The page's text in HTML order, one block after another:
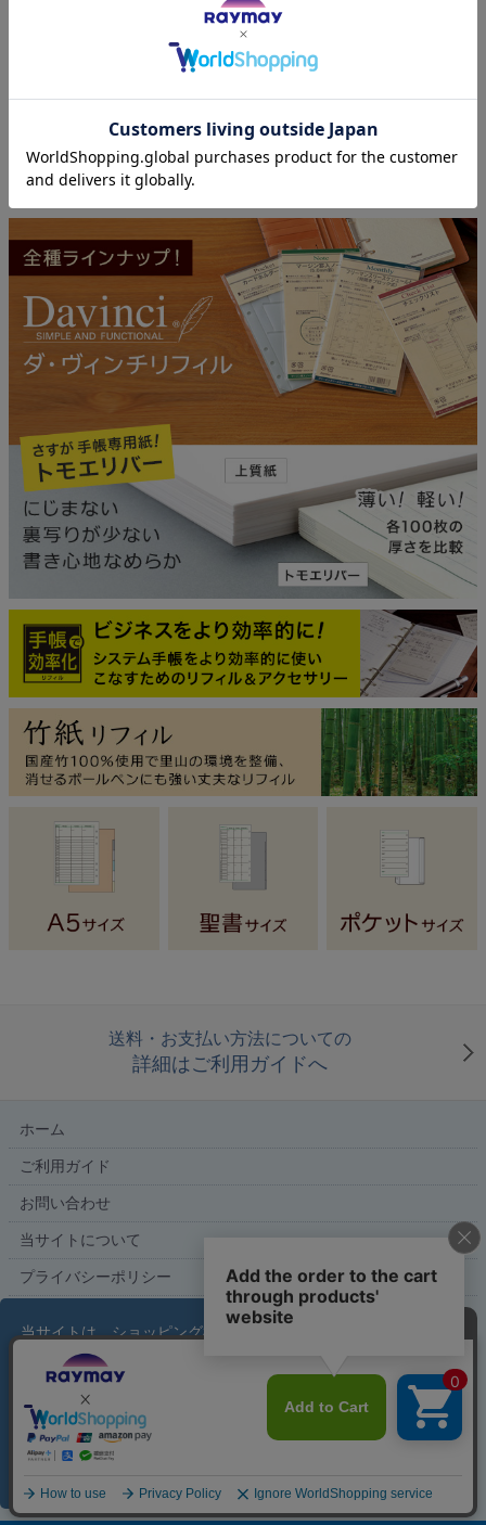
当サイトは、ショッピング機能および利便性の向上を
目的にクッキーを使用しています。サイトの利用を続
ける場合、クッキーに関するポリシーを受け入れたも
のと見なされます。
ダ・ヴィンチ システム手帳
送料・お支払い方法についての
詳細はご利用ガイドへ
ホーム
ご利用ガイド
お問い合わせ
当サイトについて
プライバシーポリシー
こだわり文具の専門店【文具スタイル】レイメイストア
copyright (c) Raymay Store all rights reserved.